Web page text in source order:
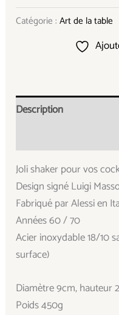
Catégorie :Art de la table
Description
Joli shaker pour vos
Design signé Luigi
Fabriqué par Alessi en
Années 60 / 70
Acier inoxydable 18/10
surface)
Diamètre 9cm, hauteur
Poids 450g